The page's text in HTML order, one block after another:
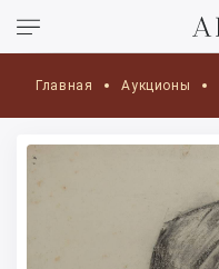
Главная Аукционы